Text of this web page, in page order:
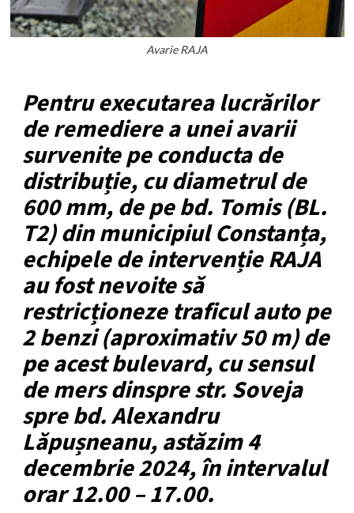
Avarie RAJA
Pentru executarea lucrărilor
de remediere a unei avarii
survenite pe conducta de
distribuție, cu diametrul de
600 mm, de pe bd. Tomis (BL.
T2) din municipiul Constanța,
echipele de intervenție RAJA
au fost nevoite să
restricționeze traficul auto pe
2 benzi (aproximativ 50 m) de
pe acest bulevard, cu sensul
de mers dinspre str. Soveja
spre bd. Alexandru
Lăpușneanu, astăzim 4
decembrie 2024, în intervalul
orar 12.00 – 17.00.